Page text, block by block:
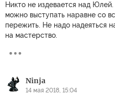
Никто не издевается над
можно выступать наравне со
пережить. Не надо надеяться
на мастерство.
Ninja
14 мая 2018, 15:04